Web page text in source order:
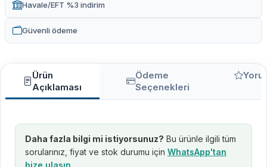
Havale/EFT %3 indirim
Güvenli ödeme
Ürün
Açıklaması
Ödeme
Seçenekleri
Daha fazla bilgi mi istiyorsunuz? Bu ürünle ilgili tüm
sorularınız, fiyat ve stok durumu için WhatsApp'tan